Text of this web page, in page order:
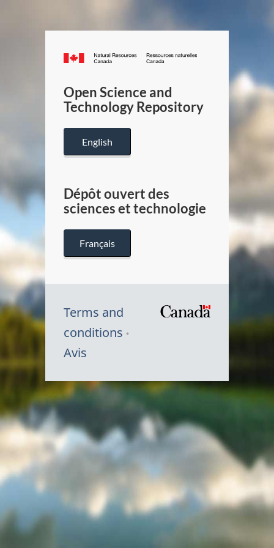
Canada.ca
/
Canada
Open Science and
Technology Repository
English
Dépôt ouvert des
sciences et technologie
Français
Terms and
conditions
Avis
Symbole
du